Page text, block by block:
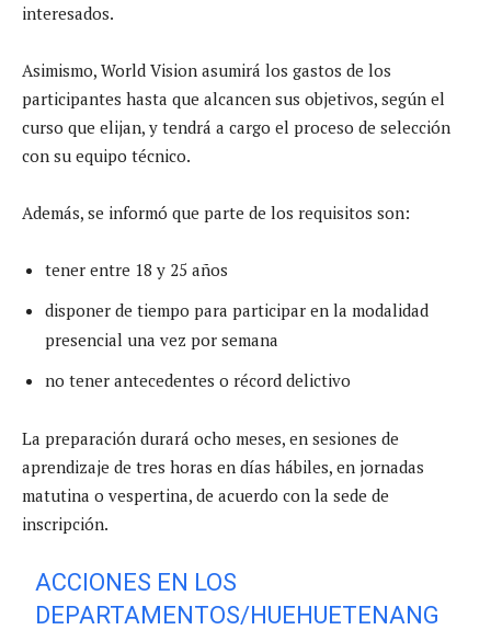
interesados.
Asimismo, World Vision asumirá los gastos de los
participantes hasta que alcancen sus objetivos, según el
curso que elijan, y tendrá a cargo el proceso de selección
con su equipo técnico.
Además, se informó que parte de los requisitos son:
tener entre 18 y 25 años
disponer de tiempo para participar en la modalidad
presencial una vez por semana
no tener antecedentes o récord delictivo
La preparación durará ocho meses, en sesiones de
aprendizaje de tres horas en días hábiles, en jornadas
matutina o vespertina, de acuerdo con la sede de
inscripción.
ACCIONES EN LOS
DEPARTAMENTOS/HUEHUETENANG